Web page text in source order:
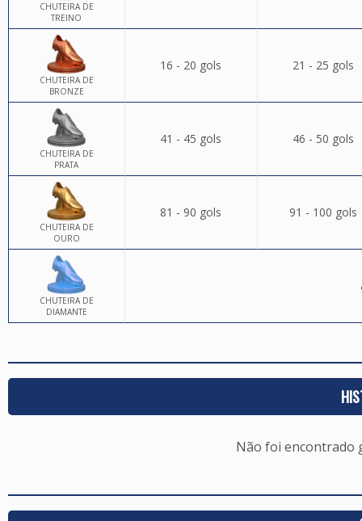
CHUTEIRA DE
TREINO
CHUTEIRA DE
BRONZE
16 - 20 gols 21 - 25 gols
CHUTEIRA DE
PRATA
41 - 45 gols 46 - 50 gols
CHUTEIRA DE
OURO
81 - 90 gols 91 - 100 gols
CHUTEIRA DE
DIAMANTE
Não foi encontrado